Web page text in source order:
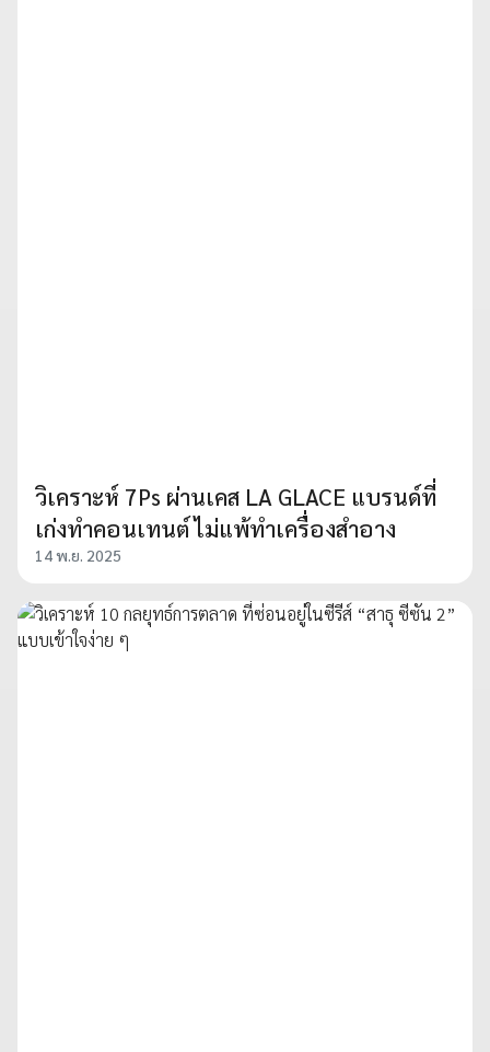
วิเคราะห์ 7Ps ผ่านเคส LA GLACE แบรนด์ที่
เก่งทำคอนเทนต์ ไม่แพ้ทำเครื่องสำอาง
14 พ.ย. 2025